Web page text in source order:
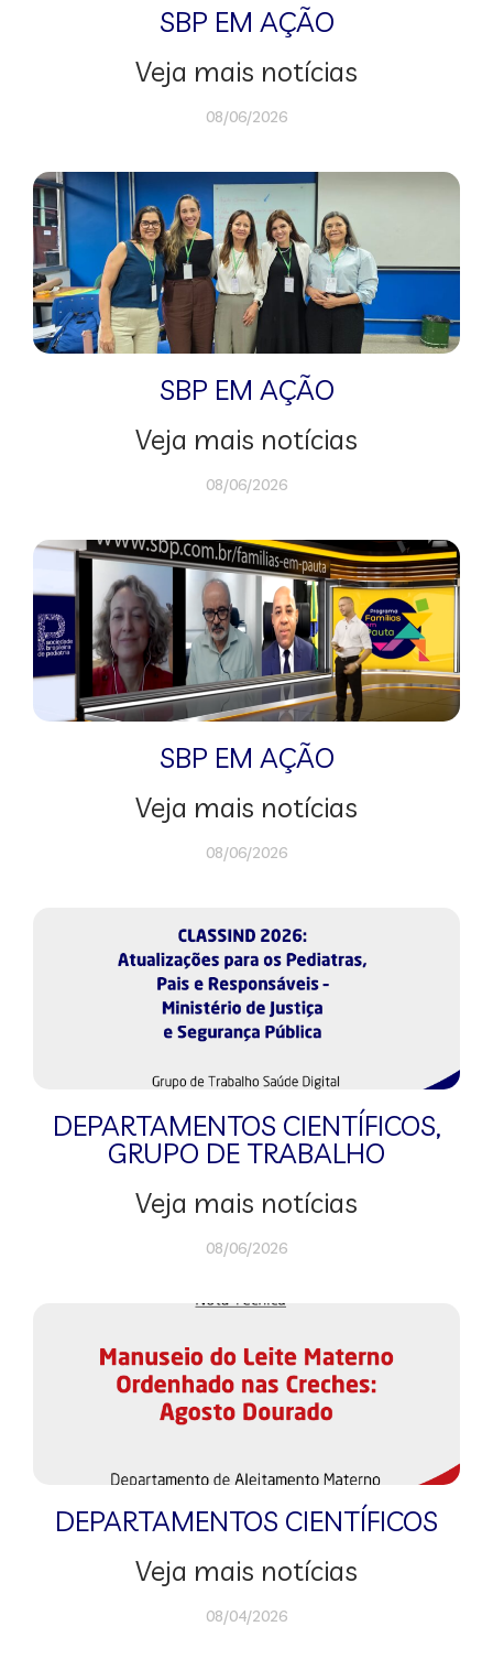
SBP EM AÇÃO
Veja mais notícias
08/06/2026
SBP EM AÇÃO
Veja mais notícias
08/06/2026
SBP EM AÇÃO
Veja mais notícias
08/06/2026
DEPARTAMENTOS CIENTÍFICOS,
GRUPO DE TRABALHO
Veja mais notícias
08/06/2026
DEPARTAMENTOS CIENTÍFICOS
Veja mais notícias
08/04/2026